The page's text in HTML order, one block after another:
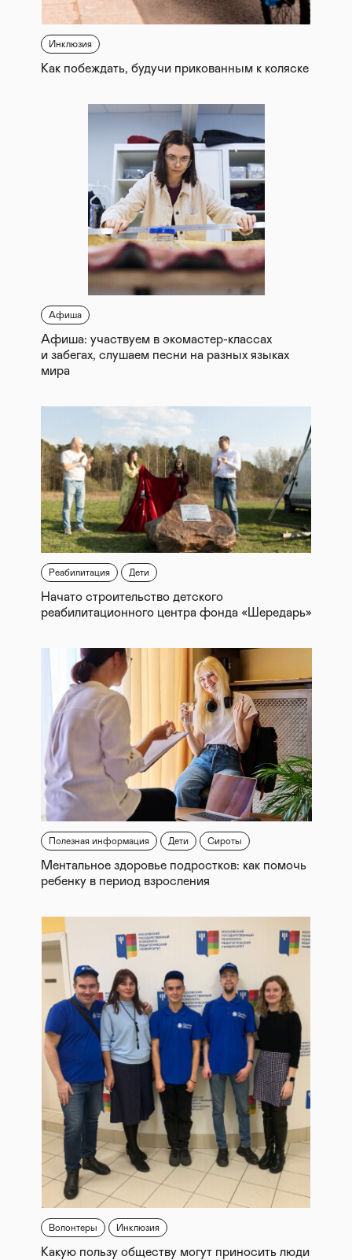
Инклюзия
Как побеждать, будучи прикованным к коляске
Афиша
Афиша: участвуем в экомастер-классах
и забегах, слушаем песни на разных языках
мира
Реабилитация Дети
Начато строительство детского
реабилитационного центра фонда «Шередарь»
Полезная информация Дети Сироты
Ментальное здоровье подростков: как помочь
ребенку в период взросления
Волонтеры Инклюзия
Какую пользу обществу могут приносить люди